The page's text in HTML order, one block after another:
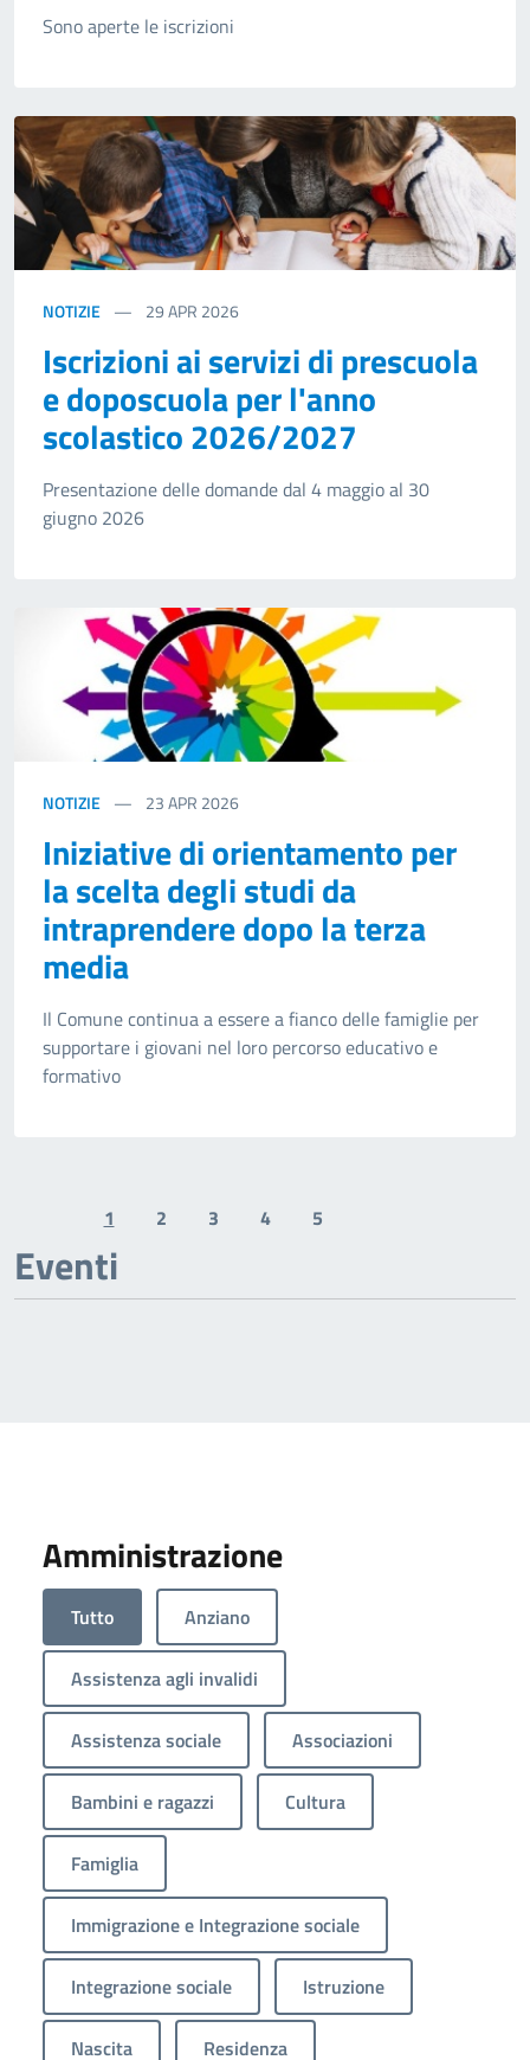
Sono aperte le iscrizioni
NOTIZIE 29APR 2026
Iscrizioni ai servizi di prescuola
e doposcuola per l'anno
scolastico 2026/2027
Presentazione delle domande dal 4 maggio al 30
giugno 2026
NOTIZIE 23APR 2026
Iniziative di orientamento per
la scelta degli studi da
intraprendere dopo la terza
media
Il Comune continua a essere a fianco delle famiglie per
supportare i giovani nel loro percorso educativo e
formativo
Previous page
1 2 3 4 5
Eventi
Amministrazione
Tutto Anziano
Assistenza agli invalidi
Assistenza sociale Associazioni
Bambini e ragazzi Cultura
Famiglia
Immigrazione e Integrazione sociale
Integrazione sociale Istruzione
Nascita Residenza